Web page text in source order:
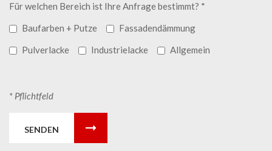
Für welchen Bereich ist Ihre Anfrage bestimmt? *
Baufarben + Putze
Fassadendämmung
Pulverlacke
Industrielacke Allgemein
* Pflichtfeld
SENDEN